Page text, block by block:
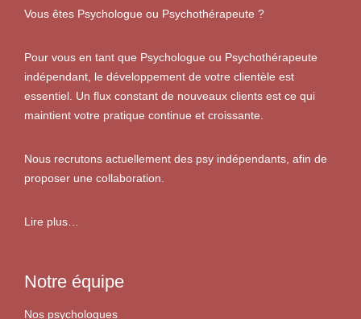
Vous êtes Psychologue ou Psychothérapeute ?
Pour vous en tant que Psychologue ou Psychothérapeute
indépendant, le développement de votre clientèle est
essentiel. Un flux constant de nouveaux clients est ce qui
maintient votre pratique continue et croissante.
Nous recrutons actuellement des psy indépendants, afin de
proposer une collaboration.
Lire plus…
Notre équipe
Nos psychologues